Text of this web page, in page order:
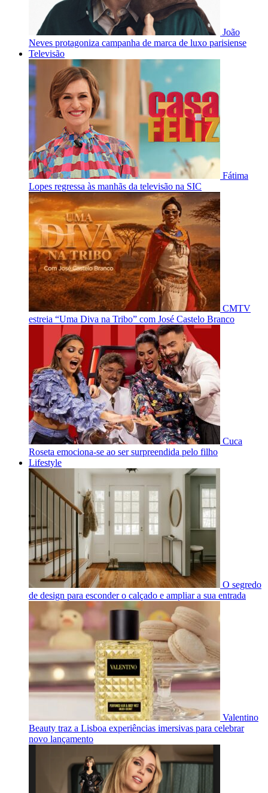
João
Neves protagoniza campanha de marca de luxo parisiense
Televisão
Fátima
Lopes regressa às manhãs da televisão na SIC
CMTV
estreia “Uma Diva na Tribo” com José Castelo Branco
Cuca
Roseta emociona-se ao ser surpreendida pelo filho
Lifestyle
O segredo
de design para esconder o calçado e ampliar a sua entrada
Valentino
Beauty traz a Lisboa experiências imersivas para celebrar
novo lançamento